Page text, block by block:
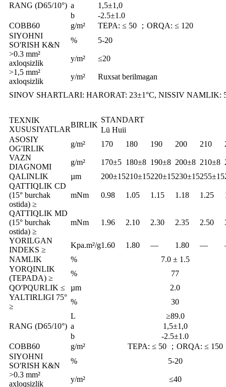
RANG (D65/10°) a
1,5±1,0
b
-2.5±1.0
COBB60
g/m²
TEPA: ≤ 50 ；ORQA: ≤ 120
SIYOHNI
SO'RISH K&N
%
5-20
>0.3 mm²
axloqsizlik
y/m²
≤20
>1,5 mm²
axloqsizlik
y/m² Ruxsat berilmagan
SINOV SHARTLARI: HARORAT: 23±1°C, NISSIV NAMLIK:
TEXNIK
XUSUSIYATLAR
BIRLIK
STANDART
Lü Huii
ASOSIY
OG'IRLIK
g/m² 170 180 190 200 210
VAZN
DIAGNOMI
g/m² 170±5 180±8 190±8 200±8 210±8
QALINLIK
µm 200±15210±15220±15230±15255±15
QATTIQLIK CD
(15° burchak
ostida) ≥
mNm 0.98 1.05 1.15 1.18 1.25
QATTIQLIK MD
(15° burchak
ostida) ≥
mNm 1.96 2.10 2.30 2.35 2.50
YORILGAN
INDEKS ≥
Kpa.m²/g1.60 1.80 — 1.80 —
NAMLIK
%
7.0 ± 1.5
YORQINLIK
(TEPADA) ≥
%
77
QO'PQURLIK ≤
µm
2.0
YALTIRLIGI 75°
≥
% 30
RANG (D65/10°)
L
≥89.0
a
1,5±1,0
b
-2.5±1.0
COBB60
g/m²
TEPA: ≤ 50 ；ORQA: ≤ 150
SIYOHNI
SO'RISH K&N
%
5-20
>0.3 mm²
axloqsizlik
y/m² ≤40